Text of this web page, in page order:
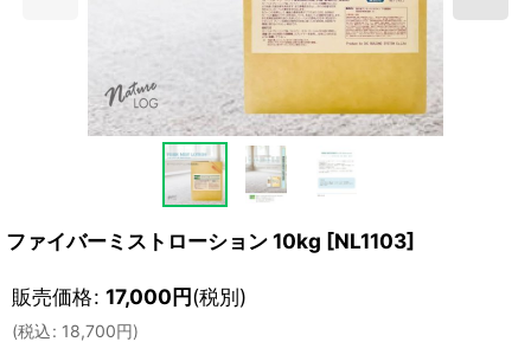
ファイバーミストローション 10kg [NL1103]
販売価格: 17,000円(税別)
(税込: 18,700円)